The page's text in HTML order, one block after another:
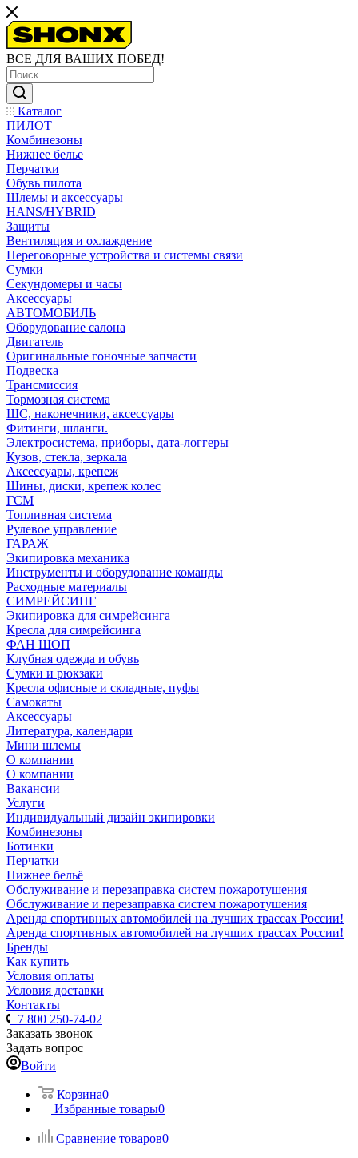
ВСЕ ДЛЯ ВАШИХ ПОБЕД!
Каталог
ПИЛОТ
Комбинезоны
Нижнее белье
Перчатки
Обувь пилота
Шлемы и аксессуары
HANS/HYBRID
Защиты
Вентиляция и охлаждение
Переговорные устройства и системы связи
Сумки
Секундомеры и часы
Аксессуары
АВТОМОБИЛЬ
Оборудование салона
Двигатель
Оригинальные гоночные запчасти
Подвеска
Трансмиссия
Тормозная система
ШС, наконечники, аксессуары
Фитинги, шланги.
Электросистема, приборы, дата-логгеры
Кузов, стекла, зеркала
Аксессуары, крепеж
Шины, диски, крепеж колес
ГСМ
Топливная система
Рулевое управление
ГАРАЖ
Экипировка механика
Инструменты и оборудование команды
Расходные материалы
СИМРЕЙСИНГ
Экипировка для симрейсинга
Кресла для симрейсинга
ФАН ШОП
Клубная одежда и обувь
Сумки и рюкзаки
Кресла офисные и складные, пуфы
Самокаты
Аксессуары
Литература, календари
Мини шлемы
О компании
О компании
Вакансии
Услуги
Индивидуальный дизайн экипировки
Комбинезоны
Ботинки
Перчатки
Нижнее бельё
Обслуживание и перезаправка систем пожаротушения
Обслуживание и перезаправка систем пожаротушения
Аренда спортивных автомобилей на лучших трассах России!
Аренда спортивных автомобилей на лучших трассах России!
Бренды
Как купить
Условия оплаты
Условия доставки
Контакты
+7 800 250-74-02
Заказать звонок
Задать вопрос
Войти
Корзина0
Избранные товары0
Сравнение товаров0